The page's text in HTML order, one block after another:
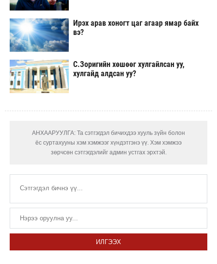
Ирэх арав хоногт цаг агаар ямар байх
вэ?
С.Зоригийн хөшөөг хулгайлсан уу,
хулгайд алдсан уу?
АНХААРУУЛГА: Та сэтгэгдэл бичихдээ хууль зүйн болон
ёс суртахууны хэм хэмжээг хүндэтгэнэ үү. Хэм хэмжээ
зөрчсөн сэтгэгдэлийг админ устгах эрхтэй.
ИЛГЭЭХ